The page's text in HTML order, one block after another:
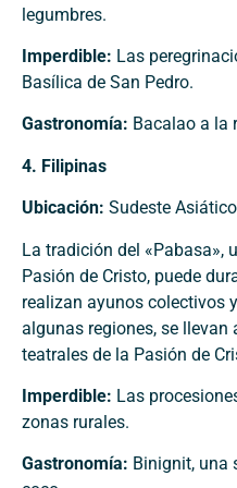
legumbres.
Imperdible: Las
Basílica de San Pedro.
Gastronomía: Bacalao a la
4. Filipinas
Ubicación: Sudeste Asiático
La tradición del «Pabasa»,
Pasión de Cristo, puede
realizan ayunos colectivos
algunas regiones, se llevan
teatrales de la Pasión de
Imperdible: Las
zonas rurales.
Gastronomía: Binignit, una